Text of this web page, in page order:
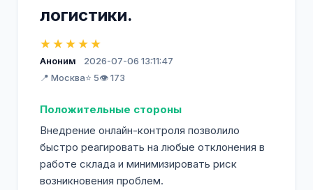
логистики.
★★★★★
Аноним
2026-07-06 13:11:47
📍 Москва⭐ 5👁️ 173
Положительные стороны
Внедрение онлайн-контроля позволило
быстро реагировать на любые отклонения в
работе склада и минимизировать риск
возникновения проблем.